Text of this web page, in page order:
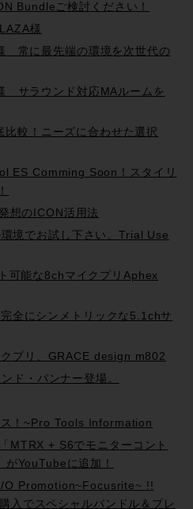
Bundleご検討ください！
様
常に最先端の環境を次世代の
サラウンド対応MAルームを
較！ニーズに合わせた選択
ES Comming Soon！スタイリ
想のICON活用法
境でお試し下さい。Trial Use
可能な8chマイクプリAphex
全にシンメトリックな5.1chサ
プリ、GRACE design m802
ド・パンナー登場。
！~Pro Tools Information
+ S6でモニターコント
がYouTubeに追加！
O Promotion~Focusrite~ !!
入でスペシャルバンドル＆プレ